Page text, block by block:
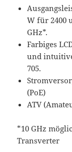
W für 2400
GHz*.
Farbiges
und
705.
(PoE)
ATV
*10 GHz
Transverter